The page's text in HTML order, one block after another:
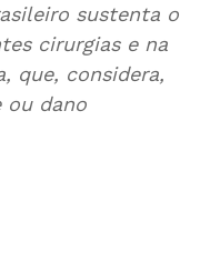
sustenta o
cirurgias e na
que, considera,
ou dano